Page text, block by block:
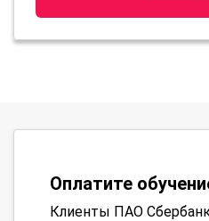
Оплатите
Клиенты ПАО